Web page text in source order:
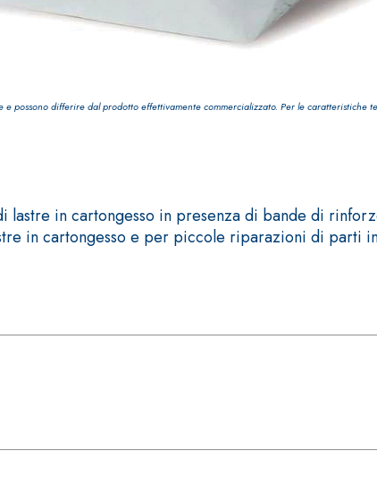
in cartongesso in presenza di bande di
in cartongesso e per piccole riparazioni di parti
possono differire dal prodotto effettivamente commercializzato. Per le caratteristiche